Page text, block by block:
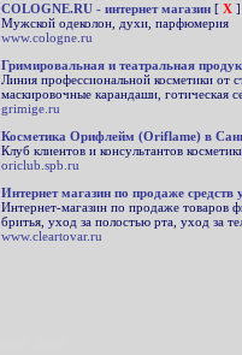
COLOGNE.RU - интернет магазин [ X ]
Мужской одеколон, духи, парфюмерия
www.cologne.ru
Гримировальная и театральная
Линия профессиональной косметики от
маскировочные карандаши, готическая
grimige.ru
Косметика Орифлейм (Oriflame) в
Клуб клиентов и консультантов
oriclub.spb.ru
Интернет магазин по продаже
Интернет-магазин по продаже товаров
бритья, уход за полостью рта, уход за
www.cleartovar.ru